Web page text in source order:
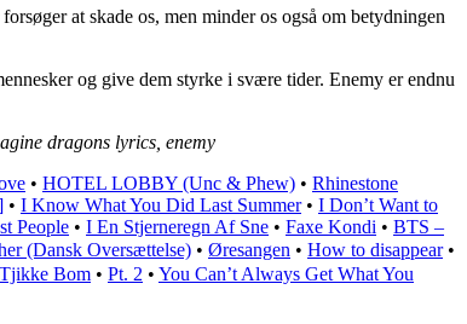
at skade os, men minder os også om betydningen
og give dem styrke i svære tider. Enemy er endnu
dragons lyrics, enemy
• HOTEL LOBBY (Unc & Phew) • Rhinestone
• I Know What You Did Last Summer• I Don’t Want to
People • I En Stjerneregn Af Sne • Faxe Kondi • BTS –
(Dansk Oversættelse) • Øresangen • How to disappear•
Bom • Pt. 2 • You Can’t Always Get What You